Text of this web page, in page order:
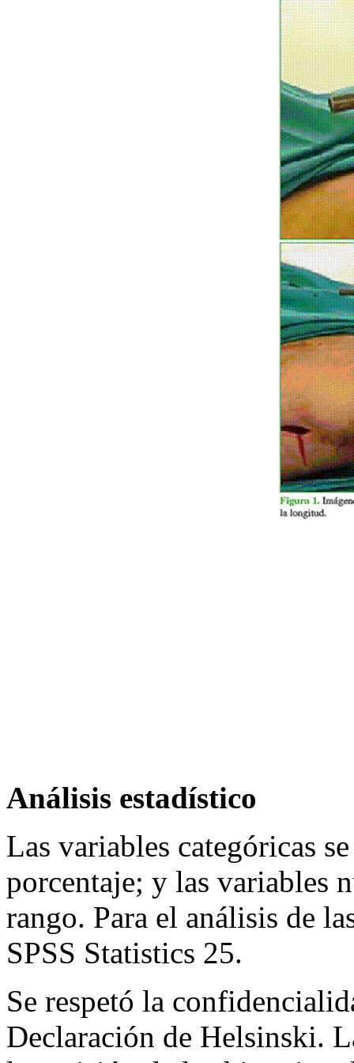
Análisis estadístico
Las variables categóricas
porcentaje; y las variables
rango. Para el análisis de
SPSS Statistics 25.
Se respetó la
Declaración de Helsinski.